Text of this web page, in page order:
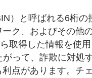
）と呼ばれる6桁
ク、およびその他
取得した情報を使
って、詐欺に対処
点があります。チ